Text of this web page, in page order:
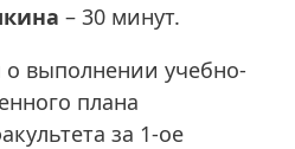
– 30 минут.
выполнении учебно-
плана
за 1-ое